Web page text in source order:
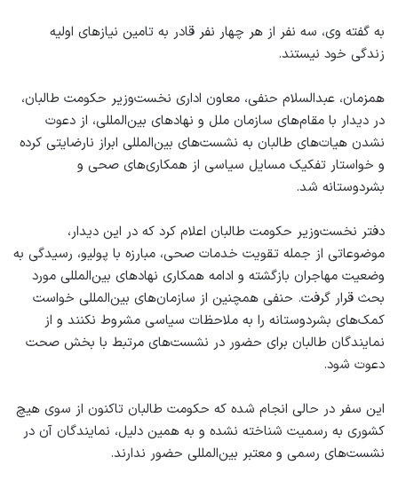
به گفته وی، سه نفر از هر چهار نفر قادر به تامین نیازهای اولیه
زندگی خود نیستند.
همزمان، عبدالسلام حنفی، معاون اداری نخست‌وزیر حکومت طالبان،
در دیدار با مقام‌های سازمان ملل و نهادهای بین‌المللی، از دعوت
نشدن هیات‌های طالبان به نشست‌های بین‌المللی ابراز نارضایتی کرده
و خواستار تفکیک مسایل سیاسی از همکاری‌های صحی و
بشردوستانه شد.
دفتر نخست‌وزیر حکومت طالبان اعلام کرد که در این دیدار،
موضوعاتی از جمله تقویت خدمات صحی، مبارزه با پولیو، رسیدگی به
وضعیت مهاجران بازگشته و ادامه همکاری نهادهای بین‌المللی مورد
بحث قرار گرفت. حنفی همچنین از سازمان‌های بین‌المللی خواست
کمک‌های بشردوستانه را به ملاحظات سیاسی مشروط نکنند و از
نمایندگان طالبان برای حضور در نشست‌های مرتبط با بخش صحت
دعوت شود.
این سفر در حالی انجام شده که حکومت طالبان تاکنون از سوی هیچ
کشوری به رسمیت شناخته نشده و به همین دلیل، نمایندگان آن در
نشست‌های رسمی و معتبر بین‌المللی حضور ندارند.